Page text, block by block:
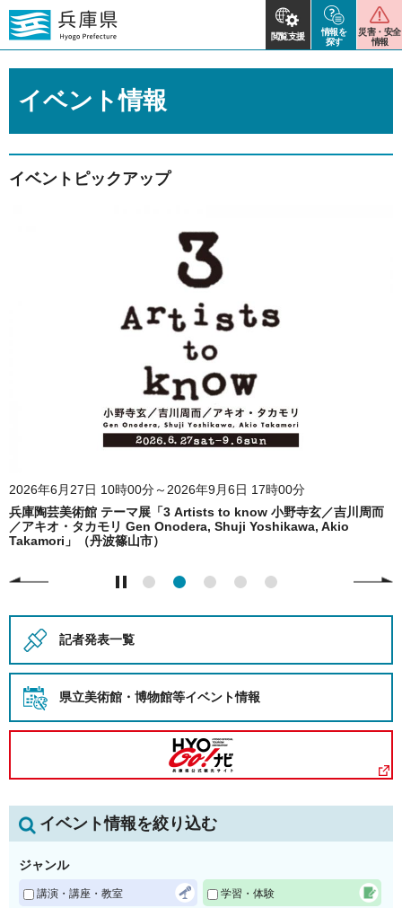
閲覧支援
情報を
探す
災害・安全
情報
イベント情報
イベントピックアップ
2026年6月27日 10時00分～2026年9月6日 17時00分
兵庫陶芸美術館 テーマ展「3 Artists to know 小野寺玄／吉川周而
／アキオ・タカモリ Gen Onodera, Shuji Yoshikawa, Akio
Takamori」（丹波篠山市）
記者発表一覧
県立美術館・博物館等イベント情報
イベント情報を絞り込む
ジャンル
講演・講座・教室 学習・体験